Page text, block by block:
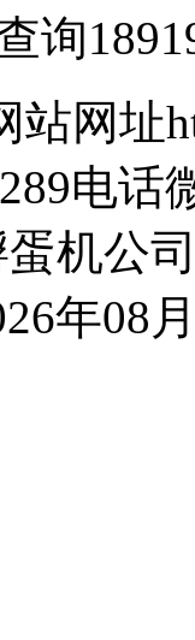
询
站网址
电
机公
年08